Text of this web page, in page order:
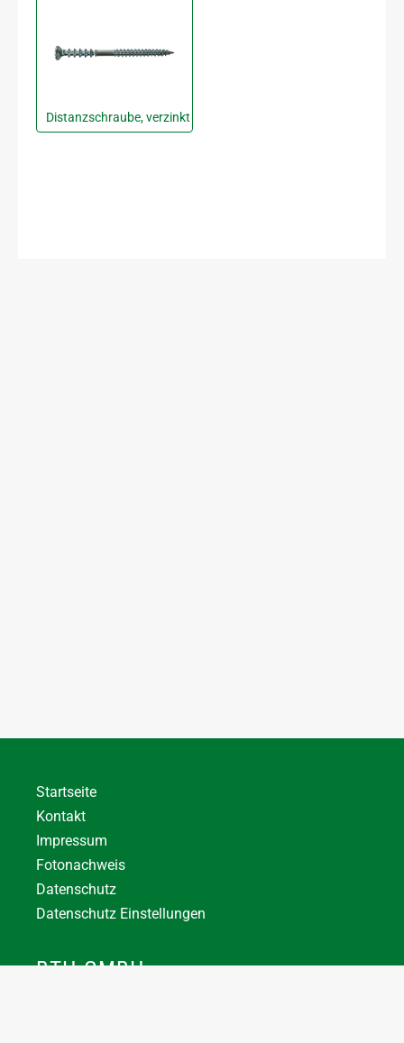
Distanzschraube, verzinkt
Startseite
Kontakt
Impressum
Fotonachweis
Datenschutz
Datenschutz Einstellungen
BTH GMBH